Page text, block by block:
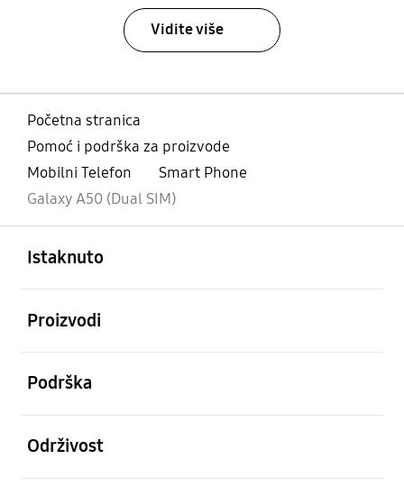
Vidite više
Početna stranica
Pomoć i podrška za proizvode
Mobilni Telefon
Smart Phone
Galaxy A50 (Dual SIM)
Istaknuto
Proizvodi
Podrška
Održivost